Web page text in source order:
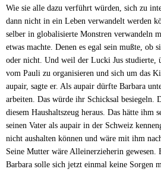
Wie sie alle dazu verführt würden, sich zu
dann nicht in ein Leben verwandelt werden
selber in globalisierte Monstren verwandeln
etwas machte. Denen es egal sein mußte, ob
oder nicht. Und weil der Lucki Jus studierte,
vom Pauli zu organisieren und sich um das
aupair, sagte er. Als aupair dürfte Barbara
arbeiten. Das würde ihr Schicksal besiegeln.
diesem Haushaltszeug heraus. Das hätte ihm
seinen Vater als aupair in der Schweiz
nicht aushalten können und wäre mit ihm
Seine Mutter wäre Alleinerzieherin gewesen.
Barbara solle sich jetzt einmal keine Sorgen